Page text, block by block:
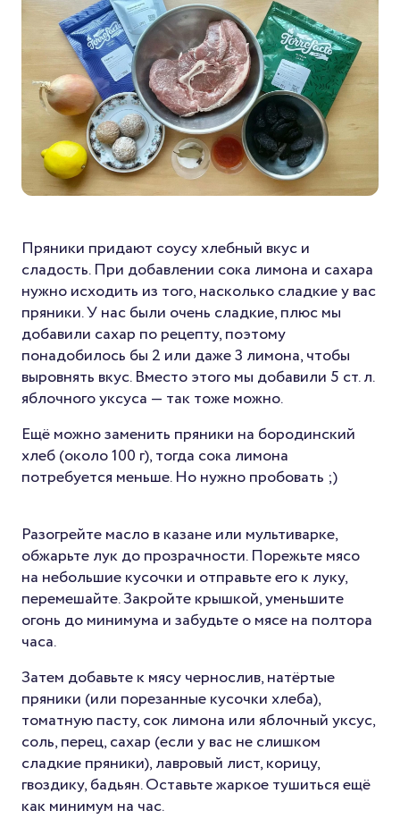
Пряники придают соусу хлебный вкус и
сладость. При добавлении сока лимона и сахара
нужно исходить из того, насколько сладкие у вас
пряники. У нас были очень сладкие, плюс мы
добавили сахар по рецепту, поэтому
понадобилось бы 2 или даже 3 лимона, чтобы
выровнять вкус. Вместо этого мы добавили 5 ст. л.
яблочного уксуса — так тоже можно.
Ещё можно заменить пряники на бородинский
хлеб (около 100 г), тогда сока лимона
потребуется меньше. Но нужно пробовать ;)
Разогрейте масло в казане или мультиварке,
обжарьте лук до прозрачности. Порежьте мясо
на небольшие кусочки и отправьте его к луку,
перемешайте. Закройте крышкой, уменьшите
огонь до минимума и забудьте о мясе на полтора
часа.
Затем добавьте к мясу чернослив, натёртые
пряники (или порезанные кусочки хлеба),
томатную пасту, сок лимона или яблочный уксус,
соль, перец, сахар (если у вас не слишком
сладкие пряники), лавровый лист, корицу,
гвоздику, бадьян. Оставьте жаркое тушиться ещё
как минимум на час.